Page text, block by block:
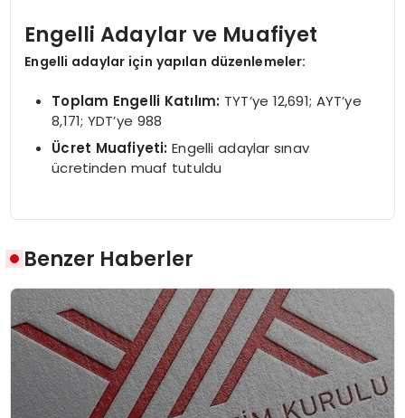
Engelli Adaylar ve Muafiyet
Engelli adaylar için yapılan düzenlemeler:
Toplam Engelli Katılım: TYT’ye 12,691; AYT’ye
8,171; YDT’ye 988
Ücret Muafiyeti: Engelli adaylar sınav
ücretinden muaf tutuldu
Benzer Haberler